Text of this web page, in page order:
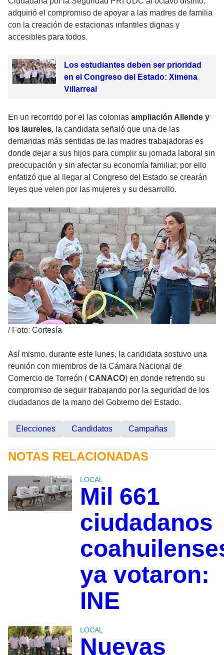
adquirió el compromiso de apoyar a las madres de familia
con la creación de estacionas infantiles dignas y
accesibles para todos.
Los estudiantes deben ser prioridad
en el Congreso del Estado: Ximena
Villarreal
En un recorrido por el las colonias ampliación Allende y
los laureles, la candidata señaló que una de las
demandas más sentidas de las madres trabajadoras es
donde dejar a sus hijos para cumplir su jornada laboral sin
preocupación y sin afectar su economía familiar, por ello
enfatizó que al llegar al Congreso del Estado se crearán
leyes que velen por las mujeres y su desarrollo.
/ Foto: Cortesía
Así mismo, durante este lunes, la candidata sostuvo una
reunión con miembros de la Cámara Nacional de
Comercio de Torreón ( CANACO) en donde refrendo su
compromiso de seguir trabajando por la seguridad de los
ciudadanos de la mano del Gobierno del Estado.
Elecciones Candidatos Campañas
NOTAS RELACIONADAS
LOCAL
Mil 661
ciudadanos
ya votaron:
INE
LOCAL
Nuevas